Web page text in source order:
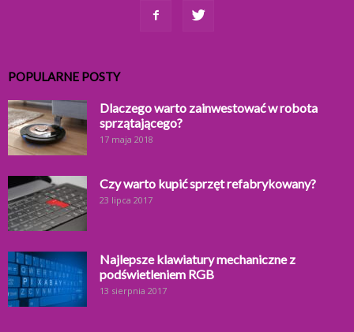
POPULARNE POSTY
Dlaczego warto zainwestować w robota
sprzątającego?
17 maja 2018
Czy warto kupić sprzęt refabrykowany?
23 lipca 2017
Najlepsze klawiatury mechaniczne z
podświetleniem RGB
13 sierpnia 2017